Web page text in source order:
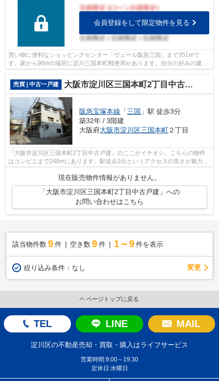
会員登録をして限定物件を見る
買い物に便利なショッピングセンター「ヴュール阪急三国」まで351mで
す。家から98mの場所に淀川三国本町郵便局があります。自分の好みの建物
を建てるという点では、建築条件のない土地...
売買 | 中古一戸建
大阪市淀川区三国本町2丁目中古戸建
阪急宝塚本線 「三国 」駅 徒歩3分
築32年 / 3階建
大阪府大阪市淀川区三国本町２丁目
「大阪市淀川区三国本町2丁目中古戸建」のここがイチオシ。こちらの物件
はコンビニまで248mにあります。駅徒歩3分というアクセスの良さが魅力的
な物件です。中古の戸建て物件は便利な...
現在販売物件情報がありません。
「大阪市淀川区三国本町2丁目中古戸建」への
お問い合わせはこちら
該当物件数 9件 空き数 9 件 1～9 件を表示
絞り込み条件： なし 変更
ページトップに戻る
TEL LINE MAIL
淀川区の不動産売却・買取・購入はライフサービス
営業時間:9:00～19:30
定休日:水曜日